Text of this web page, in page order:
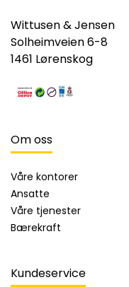
Wittusen & Jensen
Solheimveien 6-8
1461 Lørenskog
Om oss
Våre kontorer
Ansatte
Våre tjenester
Bærekraft
Kundeservice